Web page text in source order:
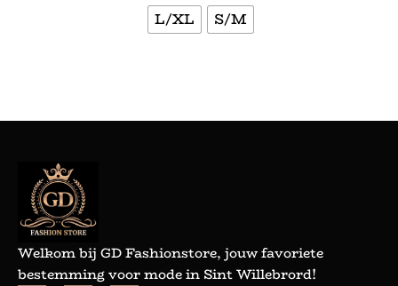
L/XL
S/M
Welkom bij GD Fashionstore, jouw favoriete
bestemming voor mode in Sint Willebrord!